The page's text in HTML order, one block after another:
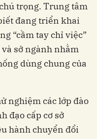
trọng. Trung tâm
đang triển khai
“cầm tay chỉ việc”
sở ngành nhằm
dùng chung của
nghiệm các lớp đào
đạo cấp cơ sở
hành chuyển đổi